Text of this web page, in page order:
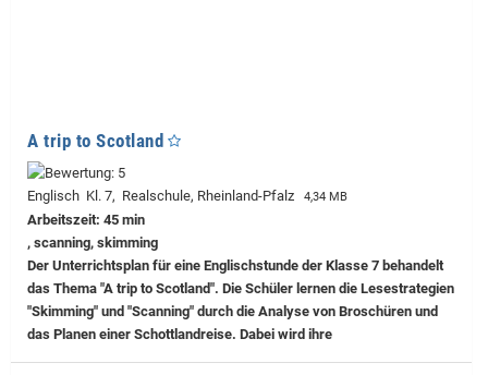
A trip to Scotland
Englisch Kl. 7, Realschule, Rheinland-Pfalz 4,34 MB
Arbeitszeit: 45 min
, scanning, skimming
Der Unterrichtsplan für eine Englischstunde der Klasse 7 behandelt
das Thema "A trip to Scotland". Die Schüler lernen die Lesestrategien
"Skimming" und "Scanning" durch die Analyse von Broschüren und
das Planen einer Schottlandreise. Dabei wird ihre